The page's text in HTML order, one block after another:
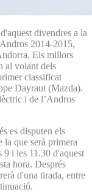
divendres a la
2014-2015,
Els millors
al volant dels
classificat
Dayraut (Mazda).
i de l’Andros
es disputen els
la que serà primera
9 i les 11.30 d'aquest
hora. Després
d'una tirada, entre